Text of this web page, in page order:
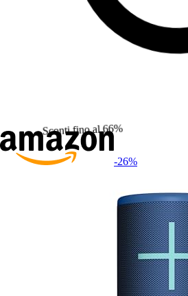
Sconti fino al 66%
-26%